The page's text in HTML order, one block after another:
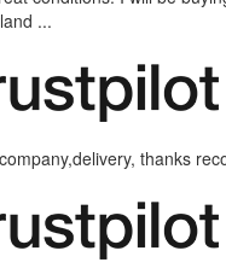
...
thanks